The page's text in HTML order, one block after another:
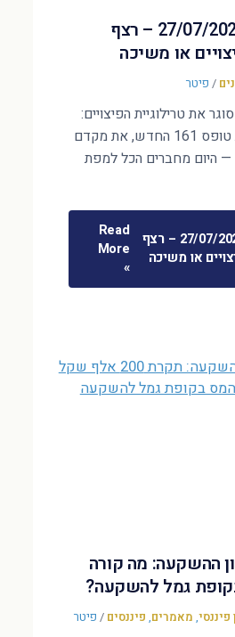
חזק בעו״ש 27/07/2026 – רצף
או משיכה
/ פיטר
את טרילוגיית הפיצויים:
אחרי שלמדנו את טופס 161 החדש, את מקדם
— היום מחברים הכל למפת
חזק בעו״ש 27/07/2026 – רצף
או משיכה
Read
More
»
ההשקעה: מה קורה
גמל להשקעה?
פיננסי, מאמרים, פיננסים / פיטר